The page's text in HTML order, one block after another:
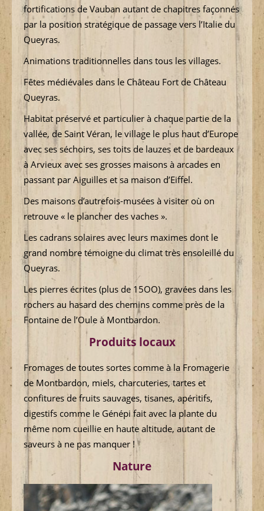
fortifications de Vauban autant de chapitres façonnés
par la position stratégique de passage vers l’Italie du
Queyras.
Animations traditionnelles dans tous les villages.
Fêtes médiévales dans le Château Fort de Château
Queyras.
Habitat préservé et particulier à chaque partie de la
vallée, de Saint Véran, le village le plus haut d’Europe
avec ses séchoirs, ses toits de lauzes et de bardeaux
à Arvieux avec ses grosses maisons à arcades en
passant par Aiguilles et sa maison d’Eiffel.
Des maisons d’autrefois-musées à visiter où on
retrouve « le plancher des vaches ».
Les cadrans solaires avec leurs maximes dont le
grand nombre témoigne du climat très ensoleillé du
Queyras.
Les pierres écrites (plus de 15OO), gravées dans les
rochers au hasard des chemins comme près de la
Fontaine de l’Oule à Montbardon.
Produits locaux
Fromages de toutes sortes comme à la Fromagerie
de Montbardon, miels, charcuteries, tartes et
confitures de fruits sauvages, tisanes, apéritifs,
digestifs comme le Génépi fait avec la plante du
même nom cueillie en haute altitude, autant de
saveurs à ne pas manquer !
Nature